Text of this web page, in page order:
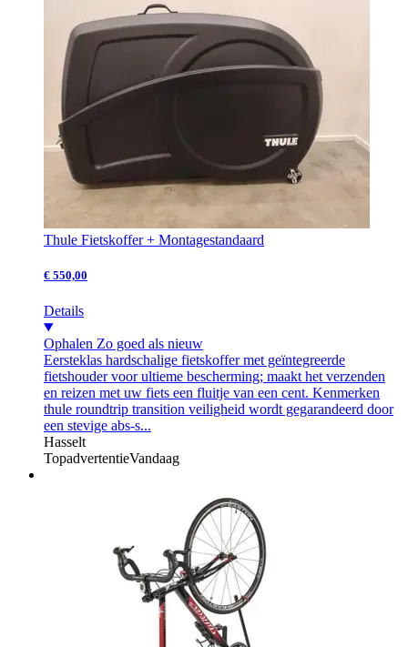
Thule Fietskoffer + Montagestandaard
€ 550,00
Details
Ophalen Zo goed als nieuw
Eersteklas hardschalige fietskoffer met geïntegreerde
fietshouder voor ultieme bescherming; maakt het verzenden
en reizen met uw fiets een fluitje van een cent. Kenmerken
thule roundtrip transition veiligheid wordt gegarandeerd door
een stevige abs-s...
Hasselt
TopadvertentieVandaag